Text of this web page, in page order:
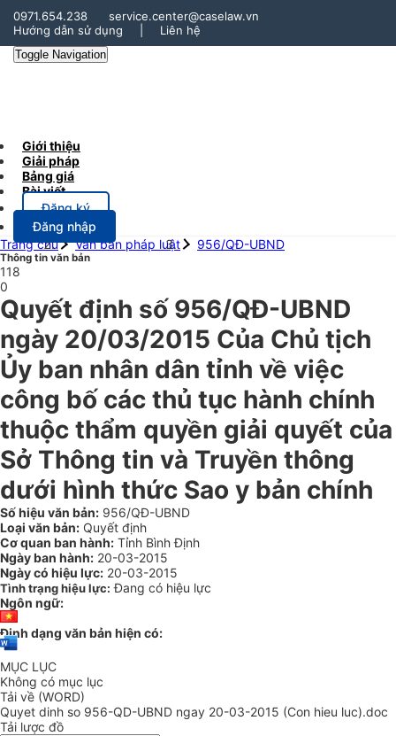
0971.654.238
service.center@caselaw.vn
Hướng dẫn sử dụng
Liên hệ
Toggle Navigation
Giới thiệu
Giải pháp
Bảng giá
Bài viết
Đăng ký
Đăng nhập
Trang chủ
Văn bản pháp luật 956/QĐ-UBND
Thông tin văn bản
118
0
Quyết định số 956/QĐ-UBND
ngày 20/03/2015 Của Chủ tịch
Ủy ban nhân dân tỉnh về việc
công bố các thủ tục hành chính
thuộc thẩm quyền giải quyết của
Sở Thông tin và Truyền thông
dưới hình thức Sao y bản chính
Số hiệu văn bản: 956/QĐ-UBND
Loại văn bản: Quyết định
Cơ quan ban hành: Tỉnh Bình Định
Ngày ban hành: 20-03-2015
Ngày có hiệu lực: 20-03-2015
Tình trạng hiệu lực: Đang có hiệu lực
Ngôn ngữ:
Định dạng văn bản hiện có:
MỤC LỤC
Không có mục lục
Tải về (WORD)
Quyet dinh so 956-QD-UBND ngay 20-03-2015 (Con hieu luc).doc
Tải lược đồ